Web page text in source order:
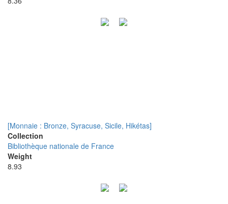
[Monnaie : Bronze, Syracuse, Sicile, Hikétas]
Collection
Bibliothèque nationale de France
Weight
8.93